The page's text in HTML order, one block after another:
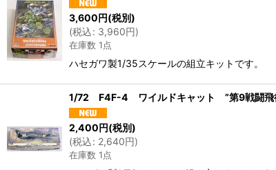
3,600円(税別)
(税込: 3,960円)
在庫数 1点
ハセガワ製1/35スケールの組立キットです。
1/72 F4F-4 ワイルドキャット ”第9戦闘飛
2,400円(税別)
(税込: 2,640円)
在庫数 1点